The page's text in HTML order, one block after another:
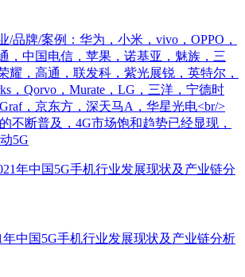
/品牌/案例：华为，小米，vivo，OPPO，
，中国电信，苹果，诺基亚，魅族，三
耀，高通，联发科，紫光展锐，英特尔，
，Qorvo，Murate，LG，三洋，宁德时
，京东方，深天马A，华星光电<br/>
不断普及，4G市场饱和趋势已经显现，
5G
年中国5G手机行业发展现状及产业链分析